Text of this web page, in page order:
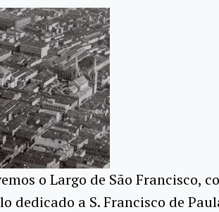
o Largo de São Francisco,
dedicado a S. Francisco de